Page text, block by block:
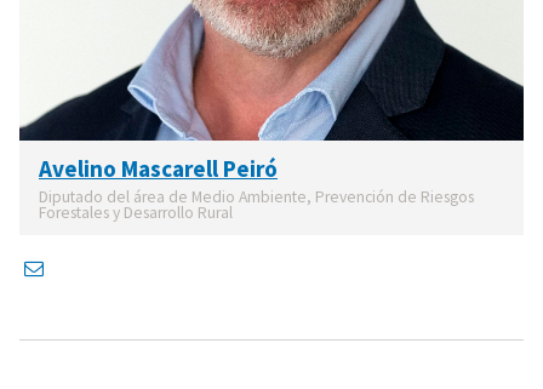
Avelino Mascarell Peiró
Diputado del área de Medio Ambiente, Prevención de Riesgos
Forestales y Desarrollo Rural